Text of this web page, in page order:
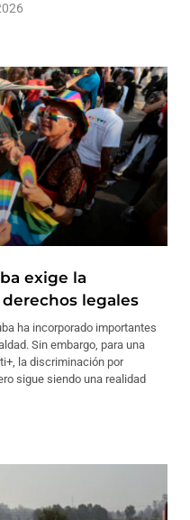
exige la
legales
ha incorporado importantes
Sin embargo, para una
la discriminación por
sigue siendo una realidad